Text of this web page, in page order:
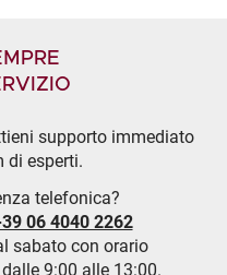
supporto immediato
di esperti.
telefonica?
06 4040 2262
sabato con orario
9:00 alle 13:00.